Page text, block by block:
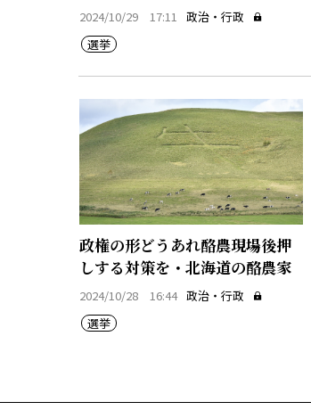
2024/10/29 17:11
政治・行政
選挙
政権の形どうあれ酪農現場後押
しする対策を・北海道の酪農家
2024/10/28 16:44 政治・行政
選挙